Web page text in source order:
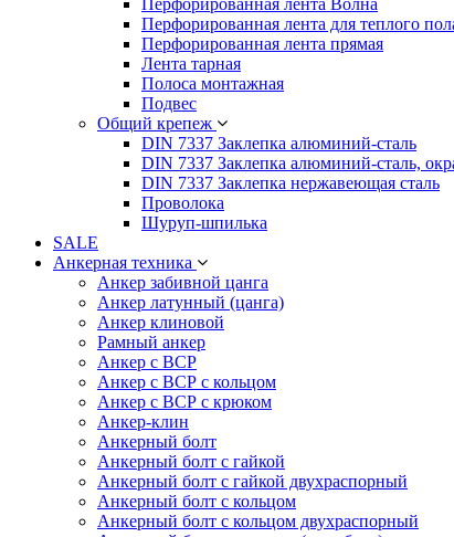
Перфорированная лента для теплого
Перфорированная лента прямая
Лента тарная
Полоса монтажная
Подвес
Общий крепеж
DIN 7337 Заклепка алюминий-сталь
DIN 7337 Заклепка алюминий-сталь,
DIN 7337 Заклепка нержавеющая сталь
Проволока
Шуруп-шпилька
SALE
Анкерная техника
Анкер забивной цанга
Анкер латунный (цанга)
Анкер клиновой
Рамный анкер
Анкер с ВСР
Анкер с ВСР с кольцом
Анкер с ВСР с крюком
Анкер-клин
Анкерный болт
Анкерный болт с гайкой
Анкерный болт с гайкой двухраспорный
Анкерный болт с кольцом
Анкерный болт с кольцом двухраспорный